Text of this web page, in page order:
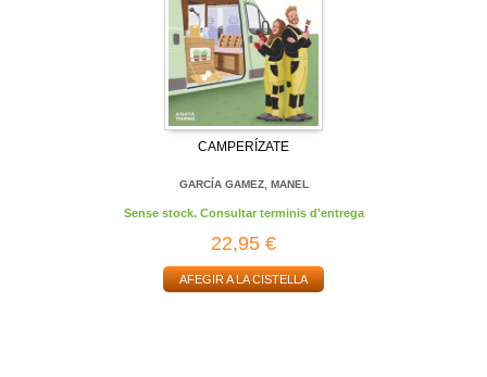
CAMPERÍZATE
GARCÍA GAMEZ, MANEL
Sense stock. Consultar terminis d'entrega
22,95 €
AFEGIR A LA CISTELLA